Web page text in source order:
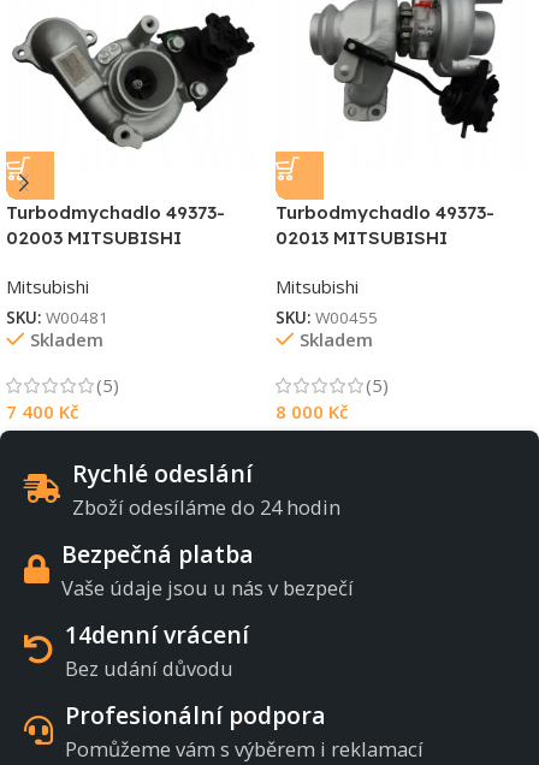
Turbodmychadlo 49373-
02003 MITSUBISHI
Mitsubishi
SKU: W00481
Skladem
(5)
7 400 Kč
Turbodmychadlo 49373-
02013 MITSUBISHI
Mitsubishi
SKU: W00455
Skladem
(5)
8 000 Kč
Rychlé odeslání
Zboží odesíláme do 24 hodin
Bezpečná platba
Vaše údaje jsou u nás v bezpečí
14denní vrácení
Bez udání důvodu
Profesionální podpora
Pomůžeme vám s výběrem i reklamací